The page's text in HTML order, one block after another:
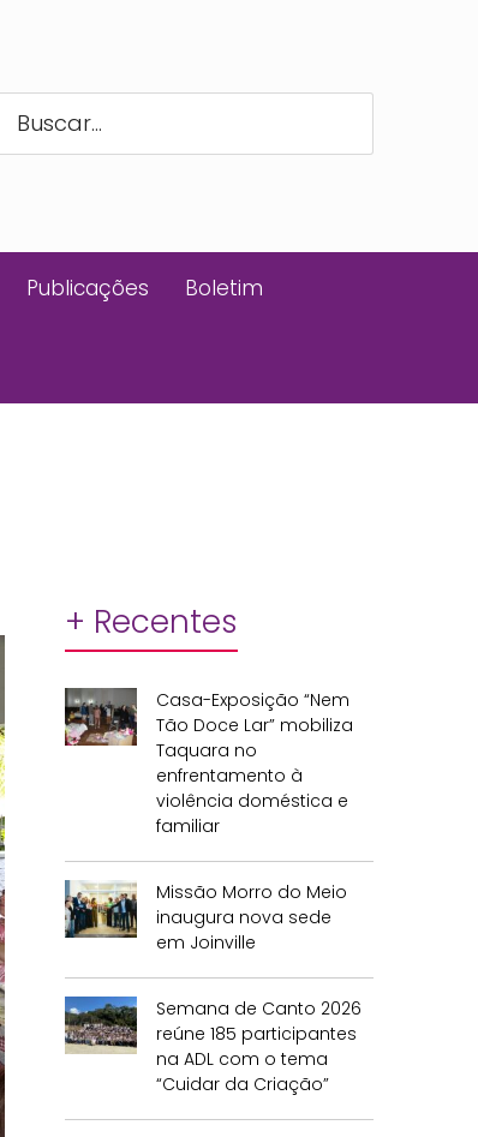
Publicações Boletim
+ Recentes
Casa-Exposição “Nem
Tão Doce Lar” mobiliza
Taquara no
enfrentamento à
violência doméstica e
familiar
Missão Morro do Meio
inaugura nova sede
em Joinville
Semana de Canto 2026
reúne 185 participantes
na ADL com o tema
“Cuidar da Criação”